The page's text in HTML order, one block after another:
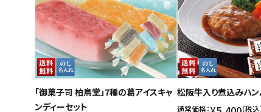
「御菓子司 柏鳥堂」7種の葛アイスキャ
ンディーセット
松阪牛入り煮込みハ
通常価格： （税込